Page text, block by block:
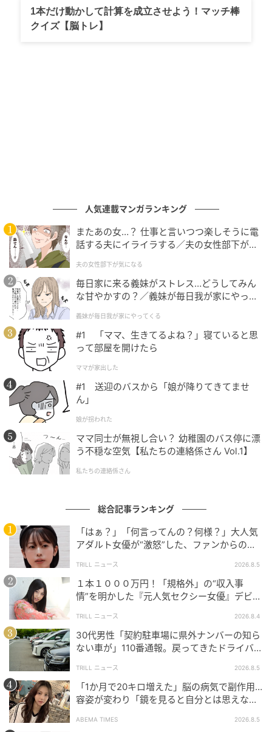
ャンドルを立ててお祝いします。しかし結局、妙子さ
んは蒼ちゃんに一度も「おめでとう」すら言いません
すると妙子さんは「お言葉ですが、蒼は好きであーゆ
ー感じなんです！」と激しく反論。その剣幕に義父母
は「そ、そうなの？ごめんなさいね」「す、すまん」
とたじたじです。
1本だけ動かして計算を成立させよう！マッチ棒
クイズ【脳トレ】
人気連載マンガランキング
またあの女…？ 仕事と言いつつ楽しそうに電
話する夫にイライラする／夫の女性部下が気
夫の女性部下が気になる
毎日家に来る義妹がストレス…どうしてみん
な甘やかすの？／義妹が毎日我が家にやって
が】
義妹が毎日我が家にやってくる
#1 「ママ、生きてるよね？」寝ていると思
って部屋を開けたら
ママが家出した
#1 送迎のバスから「娘が降りてきてませ
ん」
娘が拐われた
ママ同士が無視し合い？ 幼稚園のバス停に漂
う不穏な空気【私たちの連絡係さん Vol.1】
私たちの連絡係さん
総合記事ランキング
「はぁ？」「何言ってんの？何様？」大人気
アダルト女優が“激怒”した、ファンからの
TRILL ニュース 2026.8.5
１本１０００万円！「規格外」の“収入事
情”を明かした『元人気セクシー女優』デビュ
TRILL ニュース 2026.8.4
30代男性「契約駐車場に県外ナンバーの知ら
ない車が」110番通報。戻ってきたドライバー
TRILL ニュース 2026.8.5
「1か月で20キロ増えた」脳の病気で副作用…
容姿が変わり「鏡を見ると自分とは思えなか
ABEMA TIMES 2026.8.5